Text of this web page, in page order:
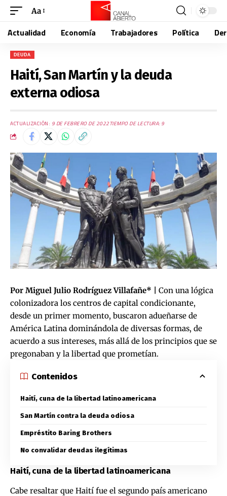
Aa
Actualidad Economía Trabajadores Política
DEUDA
Haití, San Martín y la deuda
externa odiosa
ACTUALIZACIÓN: 9 DE FEBRERO DE 2022TIEMPO DE LECTURA: 9
Por Miguel Julio Rodríguez Villafañe* | Con una lógica
colonizadora los centros de capital condicionante,
desde un primer momento, buscaron adueñarse de
América Latina dominándola de diversas formas, de
acuerdo a sus intereses, más allá de los principios que se
pregonaban y la libertad que prometían.
Contenidos
Haití, cuna de la libertad latinoamericana
San Martín contra la deuda odiosa
Empréstito Baring Brothers
No convalidar deudas ilegítimas
Haití, cuna de la libertad latinoamericana
Cabe resaltar que Haití fue el segundo país americano